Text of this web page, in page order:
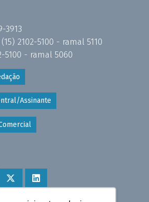
3913
(15) 2102-5100 - ramal 5110
5100 - ramal 5060
Assinante